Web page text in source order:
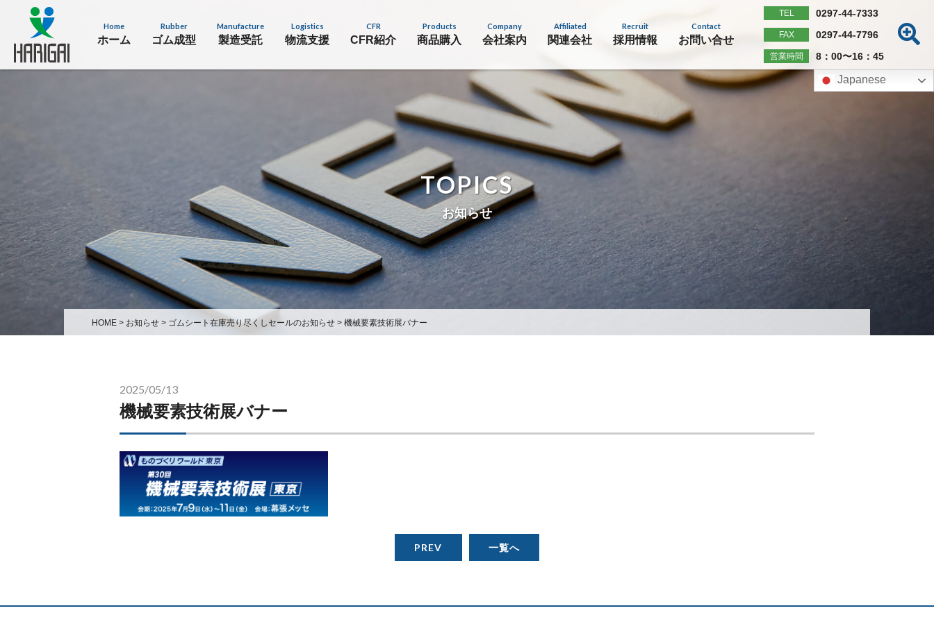
Home
ホーム
Rubber
ゴム成型
Manufacture
製造受託
Logistics
物流支援
CFR
CFR紹介
Products
商品購入
Company
会社案内
Affiliated
関連会社
Recruit
採用情報
Contact
お問い合せ
TEL 0297-44-7333
FAX 0297-44-7796
営業時間 8：00〜16：45
Japanese
TOPICS
お知らせ
HOME > お知らせ > ゴムシート在庫売り尽くしセールのお知らせ > 機械要素技術展バナー
2025/05/13
機械要素技術展バナー
PREV 一覧へ